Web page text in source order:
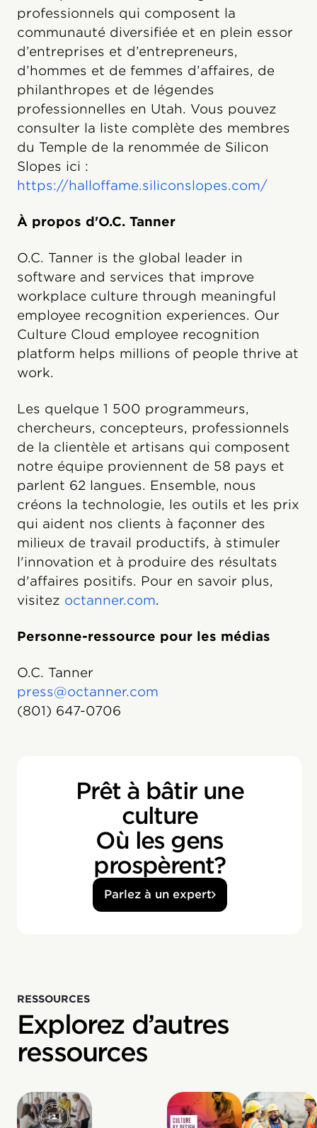
professionnels qui composent la
communauté diversifiée et en plein essor
d’entreprises et d’entrepreneurs,
d’hommes et de femmes d’affaires, de
philanthropes et de légendes
professionnelles en Utah. Vous pouvez
consulter la liste complète des membres
du Temple de la renommée de Silicon
Slopes ici :
https://halloffame.siliconslopes.com/
À propos d'O.C. Tanner
O.C. Tanner is the global leader in
software and services that improve
workplace culture through meaningful
employee recognition experiences. Our
Culture Cloud employee recognition
platform helps millions of people thrive at
work.
Les quelque 1 500 programmeurs,
chercheurs, concepteurs, professionnels
de la clientèle et artisans qui composent
notre équipe proviennent de 58 pays et
parlent 62 langues. Ensemble, nous
créons la technologie, les outils et les prix
qui aident nos clients à façonner des
milieux de travail productifs, à stimuler
l'innovation et à produire des résultats
d'affaires positifs. Pour en savoir plus,
visitez octanner.com.
Personne-ressource pour les médias
O.C. Tanner
press@octanner.com
(801) 647-0706
Prêt à bâtir une
culture
Où les gens
prospèrent?
Parlez à un expert
RESSOURCES
Explorez d’autres
ressources